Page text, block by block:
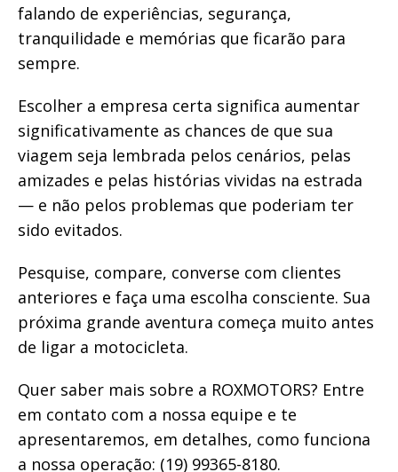
falando de experiências, segurança,
tranquilidade e memórias que ficarão para
sempre.
Escolher a empresa certa significa aumentar
significativamente as chances de que sua
viagem seja lembrada pelos cenários, pelas
amizades e pelas histórias vividas na estrada
— e não pelos problemas que poderiam ter
sido evitados.
Pesquise, compare, converse com clientes
anteriores e faça uma escolha consciente. Sua
próxima grande aventura começa muito antes
de ligar a motocicleta.
Quer saber mais sobre a ROXMOTORS? Entre
em contato com a nossa equipe e te
apresentaremos, em detalhes, como funciona
a nossa operação: (19) 99365-8180.